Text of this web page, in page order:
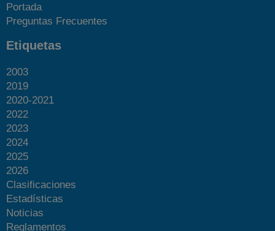
Portada
Preguntas Frecuentes
Etiquetas
2003
2019
2020-2021
2022
2023
2024
2025
2026
Clasificaciones
Estadísticas
Noticias
Reglamentos